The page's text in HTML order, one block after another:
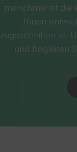
manchmal ist die
Ihnen
zugeschnitten ist.
und begleiten